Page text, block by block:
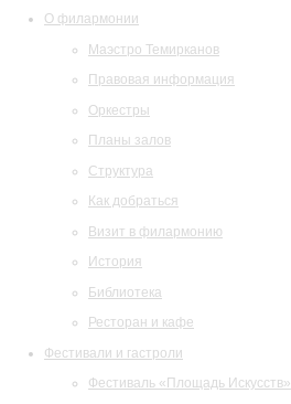
О филармонии
Маэстро Темирканов
Правовая информация
Оркестры
Планы залов
Структура
Как добраться
Визит в филармонию
История
Библиотека
Ресторан и кафе
Фестивали и гастроли
Фестиваль «Площадь Искусств»